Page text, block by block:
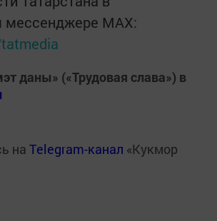
мессенджере MАХ:
даны» («Трудовая слава») в
на Telegram-канал «Кукмор